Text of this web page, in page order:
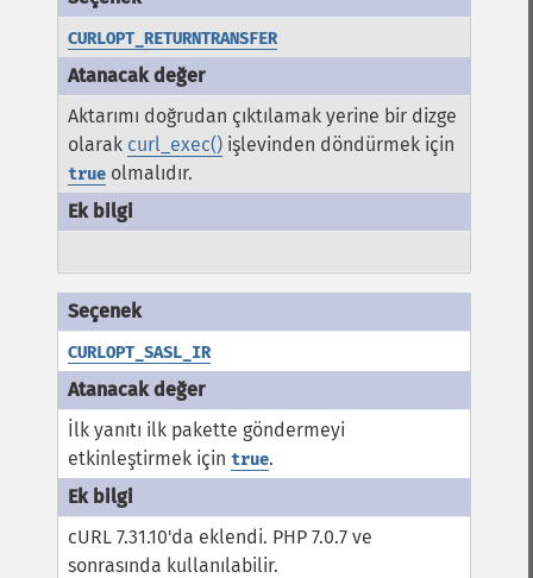
CURLOPT_RETURNTRANSFER
Aktarımı doğrudan çıktılamak yerine bir dizge
olarak curl_exec() işlevinden döndürmek için
true olmalıdır.
CURLOPT_SASL_IR
İlk yanıtı ilk pakette göndermeyi
etkinleştirmek için true.
cURL 7.31.10'da eklendi. PHP 7.0.7 ve
sonrasında kullanılabilir.